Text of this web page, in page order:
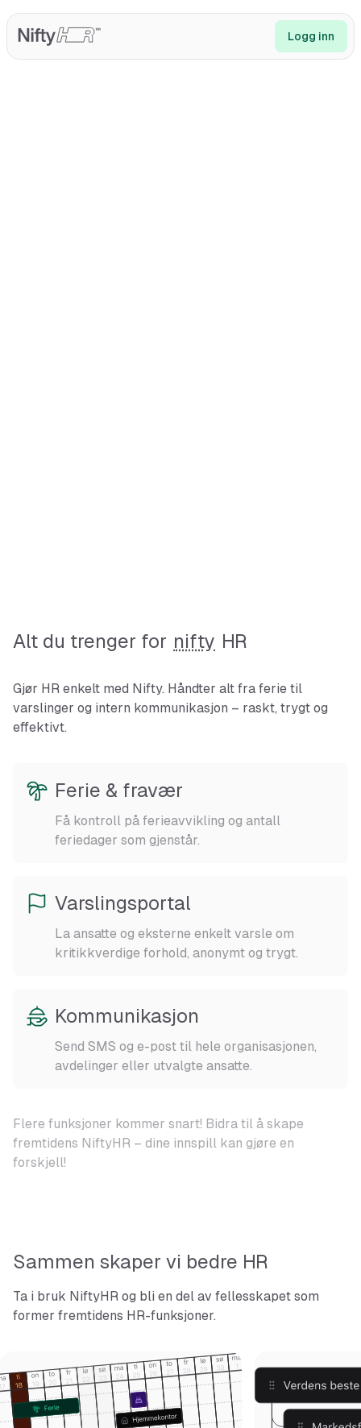
Logg inn
Alt du trenger for nifty HR
Gjør HR enkelt med Nifty. Håndter alt fra ferie til
varslinger og intern kommunikasjon – raskt, trygt og
effektivt.
Ferie & fravær
Få kontroll på ferieavvikling og antall
feriedager som gjenstår.
Varslingsportal
La ansatte og eksterne enkelt varsle om
kritikkverdige forhold, anonymt og trygt.
Kommunikasjon
Send SMS og e-post til hele organisasjonen,
avdelinger eller utvalgte ansatte.
Flere funksjoner kommer snart! Bidra til å skape
fremtidens NiftyHR – dine innspill kan gjøre en
forskjell!
Sammen skaper vi bedre HR
Ta i bruk NiftyHR og bli en del av fellesskapet som
former fremtidens HR-funksjoner.